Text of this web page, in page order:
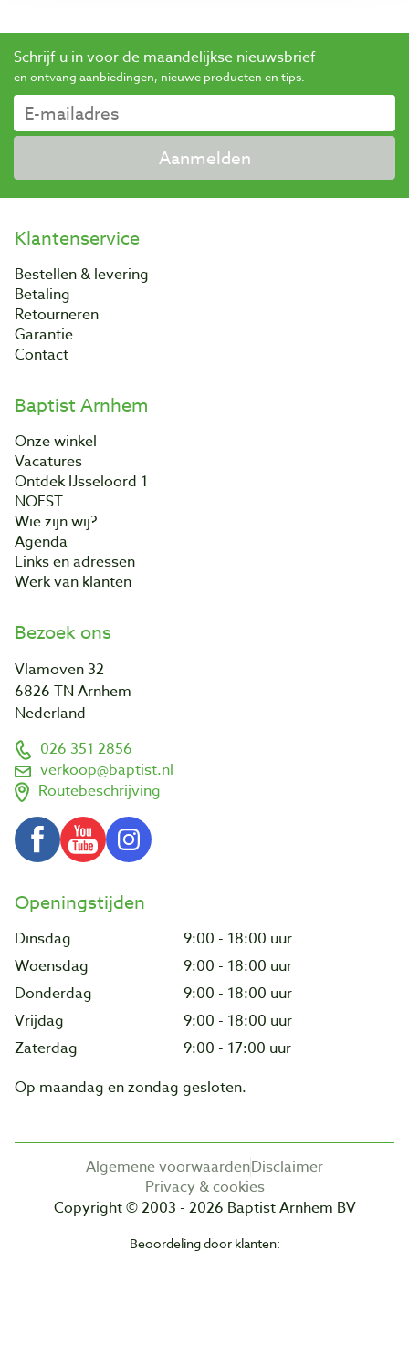
Schrijf u in voor de maandelijkse nieuwsbrief
en ontvang aanbiedingen, nieuwe producten en tips.
Aanmelden
Klantenservice
Bestellen & levering
Betaling
Retourneren
Garantie
Contact
Baptist Arnhem
Onze winkel
Vacatures
Ontdek IJsseloord 1
NOEST
Wie zijn wij?
Agenda
Links en adressen
Werk van klanten
Bezoek ons
Vlamoven 32
6826 TN Arnhem
Nederland
026 351 2856
verkoop@baptist.nl
Routebeschrijving
Openingstijden
Dinsdag
9:00 - 18:00 uur
Woensdag
9:00 - 18:00 uur
Donderdag
9:00 - 18:00 uur
Vrijdag
9:00 - 18:00 uur
Zaterdag
9:00 - 17:00 uur
Op maandag en zondag gesloten.
Algemene voorwaardenDisclaimer
Privacy & cookies
Copyright © 2003 - 2026 Baptist Arnhem BV
Beoordeling door klanten: